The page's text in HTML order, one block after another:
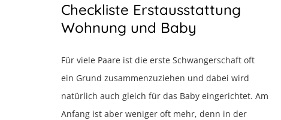
Checkliste Erstausstattung
Wohnung und Baby
Für viele Paare ist die erste Schwangerschaft oft
ein Grund zusammenzuziehen und dabei wird
natürlich auch gleich für das Baby eingerichtet. Am
Anfang ist aber weniger oft mehr, denn in der